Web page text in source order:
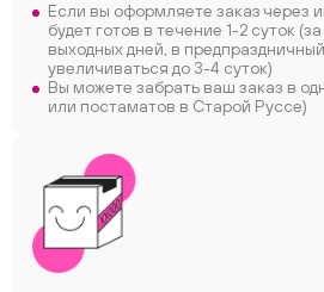
Если вы оформляете заказ через
будет готов в течение 1-2 суток
выходных дней, в
увеличиваться до 3-4 суток)
Вы можете забрать ваш заказ в
или постаматов в Старой Руссе)